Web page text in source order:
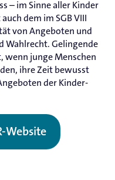
– im Sinne aller Kinder
dem im SGB VIII
von Angeboten und
Wahlrecht. Gelingende
wenn junge Menschen
ihre Zeit bewusst
der Kinder-
Website